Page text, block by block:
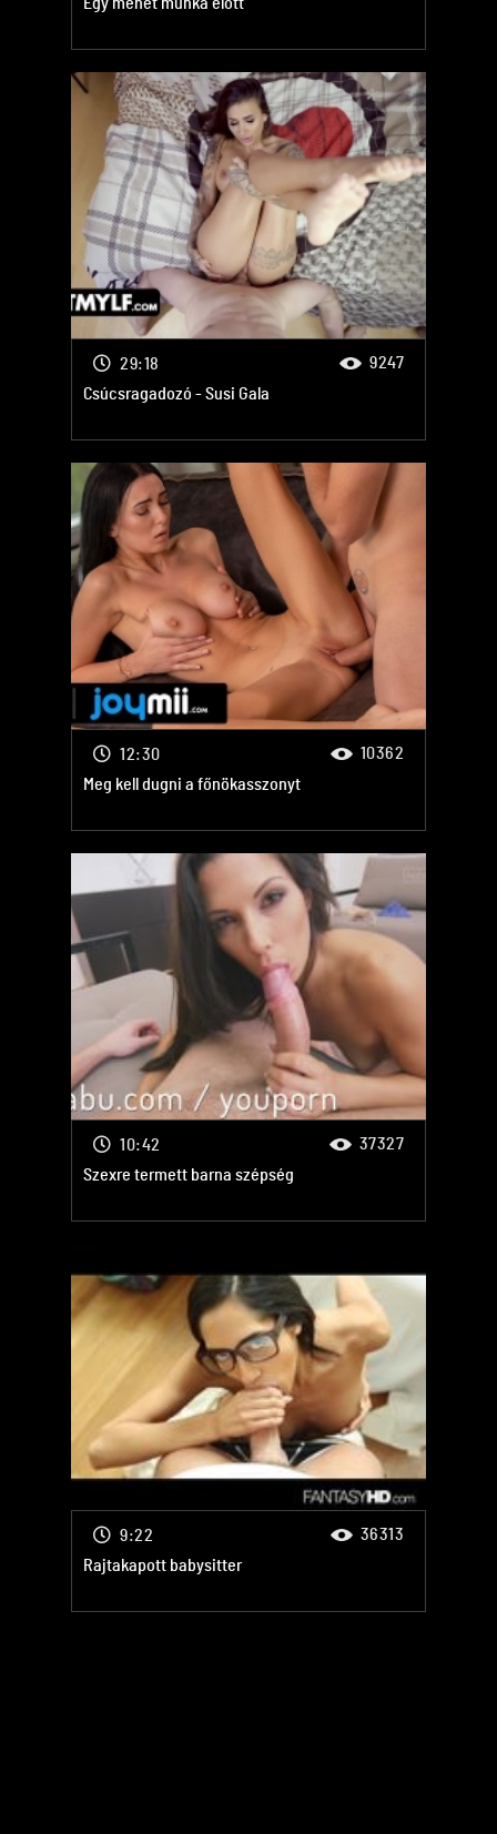
Csúcsragadozó - Susi Gala
29:18 9247
Meg kell dugni a főnökasszonyt
12:30 10362
Szexre termett barna szépség
10:42 37327
Rajtakapott babysitter
9:22 36313